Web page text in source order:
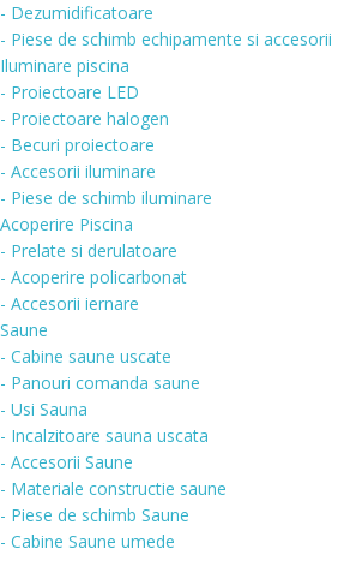
- Dezumidificatoare
- Piese de schimb echipamente si accesorii
Iluminare piscina
- Proiectoare LED
- Proiectoare halogen
- Becuri proiectoare
- Accesorii iluminare
- Piese de schimb iluminare
Acoperire Piscina
- Prelate si derulatoare
- Acoperire policarbonat
- Accesorii iernare
Saune
- Cabine saune uscate
- Panouri comanda saune
- Usi Sauna
- Incalzitoare sauna uscata
- Accesorii Saune
- Materiale constructie saune
- Piese de schimb Saune
- Cabine Saune umede